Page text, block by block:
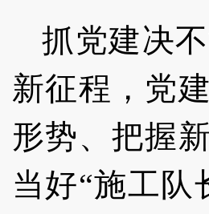
抓党建决
新征程，党
形势、把握
当好“施工队